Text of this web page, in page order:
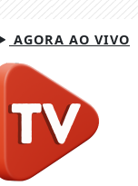
AGORA AO VIVO